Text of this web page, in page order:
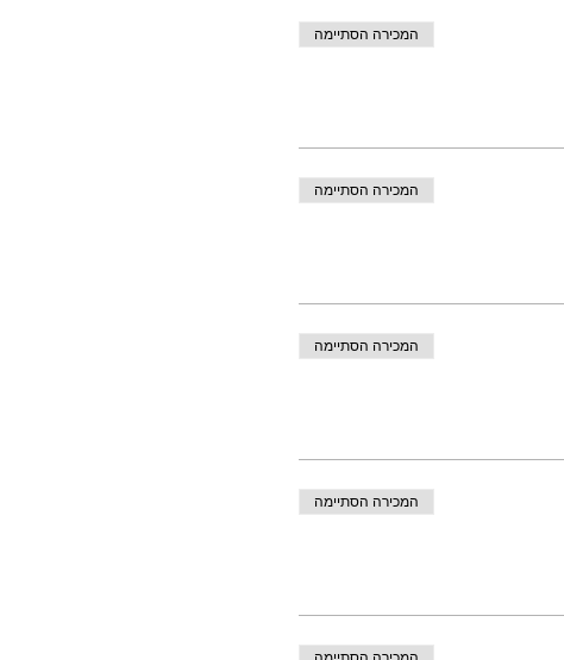
המכירה הסתיימה
המכירה הסתיימה
המכירה הסתיימה
המכירה הסתיימה